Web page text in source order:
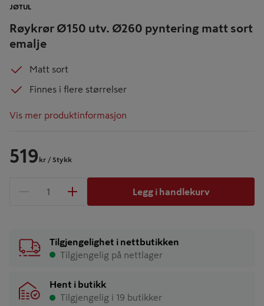
Røykrør Ø150 utv. Ø260 pyntering matt sort
emalje
JØTUL
Matt sort
Finnes i flere størrelser
Vis mer produktinformasjon
519 kr / Stykk
1 produkter
Legg i handlekurv
Tilgjengelighet i nettbutikken
Tilgjengelig på nettlager
Hent i butikk
Tilgjengelig i 19 butikker